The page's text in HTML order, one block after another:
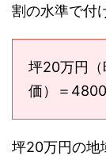
割の水準で付
坪20万円
価）＝
坪20万円の地